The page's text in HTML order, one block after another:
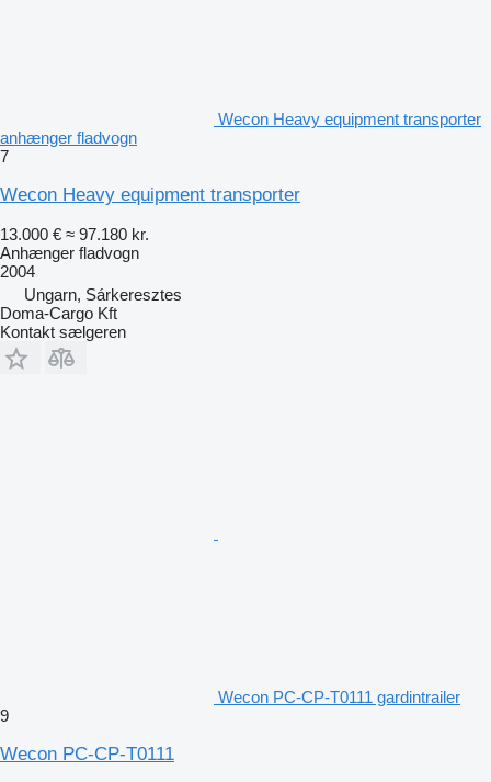
Wecon Heavy equipment transporter
anhænger fladvogn
7
Wecon Heavy equipment transporter
13.000 € ≈ 97.180 kr.
Anhænger fladvogn
2004
Ungarn, Sárkeresztes
Doma-Cargo Kft
Kontakt sælgeren
Wecon PC-CP-T0111 gardintrailer
9
Wecon PC-CP-T0111